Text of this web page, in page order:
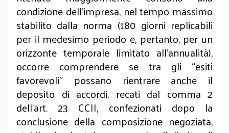
condizione dell’impresa, nel tempo massimo
stabilito dalla norma (180 giorni replicabili
per il medesimo periodo e, pertanto, per un
orizzonte temporale limitato all’annualità),
occorre comprendere se tra gli “esiti
favorevoli” possano rientrare anche il
deposito di accordi, recati dal comma 2
dell’art. 23 CCII, confezionati dopo la
conclusione della composizione negoziata,